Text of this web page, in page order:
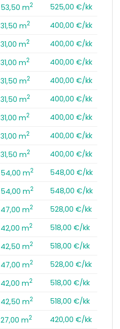
53,50 m2
525,00 €/kk
31,50 m2
400,00 €/kk
31,00 m2
400,00 €/kk
31,00 m2
400,00 €/kk
31,50 m2
400,00 €/kk
31,50 m2
400,00 €/kk
31,00 m2
400,00 €/kk
31,00 m2
400,00 €/kk
31,50 m2
400,00 €/kk
54,00 m2
548,00 €/kk
54,00 m2
548,00 €/kk
47,00 m2
528,00 €/kk
42,00 m2
518,00 €/kk
42,50 m2
518,00 €/kk
47,00 m2
528,00 €/kk
42,00 m2
518,00 €/kk
42,50 m2
518,00 €/kk
27,00 m2
420,00 €/kk